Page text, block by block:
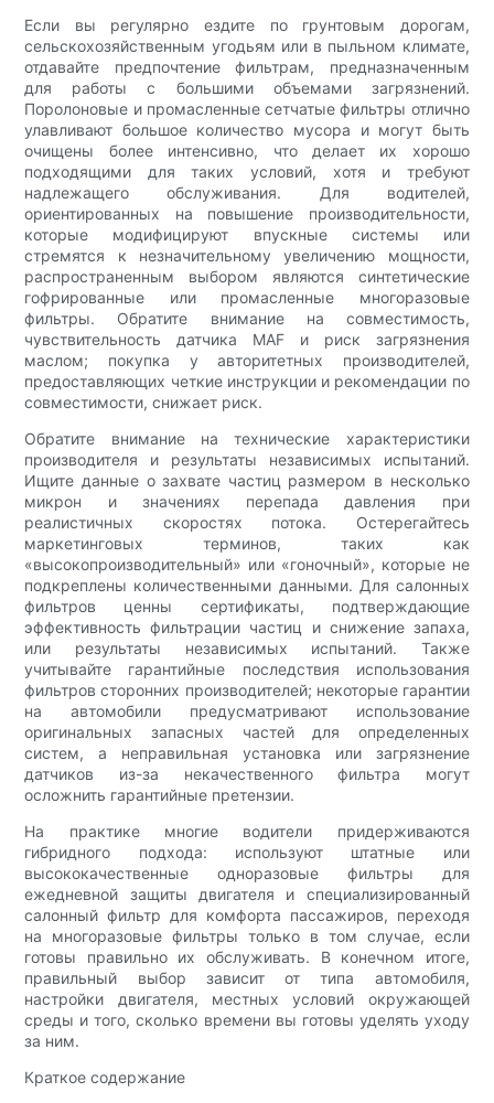
Если вы регулярно ездите по грунтовым дорогам,
сельскохозяйственным угодьям или в пыльном климате,
отдавайте предпочтение фильтрам, предназначенным
для работы с большими объемами загрязнений.
Поролоновые и промасленные сетчатые фильтры отлично
улавливают большое количество мусора и могут быть
очищены более интенсивно, что делает их хорошо
подходящими для таких условий, хотя и требуют
надлежащего обслуживания. Для водителей,
ориентированных на повышение производительности,
которые модифицируют впускные системы или
стремятся к незначительному увеличению мощности,
распространенным выбором являются синтетические
гофрированные или промасленные многоразовые
фильтры. Обратите внимание на совместимость,
чувствительность датчика MAF и риск загрязнения
маслом; покупка у авторитетных производителей,
предоставляющих четкие инструкции и рекомендации по
совместимости, снижает риск.
Обратите внимание на технические характеристики
производителя и результаты независимых испытаний.
Ищите данные о захвате частиц размером в несколько
микрон и значениях перепада давления при
реалистичных скоростях потока. Остерегайтесь
маркетинговых терминов, таких как
«высокопроизводительный» или «гоночный», которые не
подкреплены количественными данными. Для салонных
фильтров ценны сертификаты, подтверждающие
эффективность фильтрации частиц и снижение запаха,
или результаты независимых испытаний. Также
учитывайте гарантийные последствия использования
фильтров сторонних производителей; некоторые гарантии
на автомобили предусматривают использование
оригинальных запасных частей для определенных
систем, а неправильная установка или загрязнение
датчиков из-за некачественного фильтра могут
осложнить гарантийные претензии.
На практике многие водители придерживаются
гибридного подхода: используют штатные или
высококачественные одноразовые фильтры для
ежедневной защиты двигателя и специализированный
салонный фильтр для комфорта пассажиров, переходя
на многоразовые фильтры только в том случае, если
готовы правильно их обслуживать. В конечном итоге,
правильный выбор зависит от типа автомобиля,
настройки двигателя, местных условий окружающей
среды и того, сколько времени вы готовы уделять уходу
за ним.
Краткое содержание